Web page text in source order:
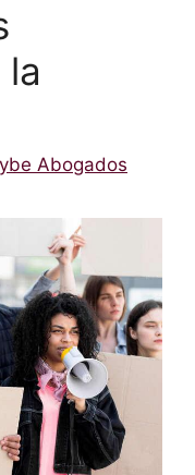
Abogados